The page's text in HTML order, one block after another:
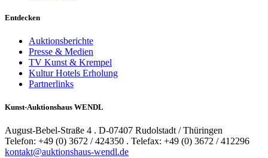
Entdecken
Auktionsberichte
Presse & Medien
TV Kunst & Krempel
Kultur Hotels Erholung
Partnerlinks
Kunst-Auktionshaus WENDL
August-Bebel-Straße 4 . D-07407 Rudolstadt / Thüringen
Telefon: +49 (0) 3672 / 424350 . Telefax: +49 (0) 3672 / 412296
kontakt@auktionshaus-wendl.de